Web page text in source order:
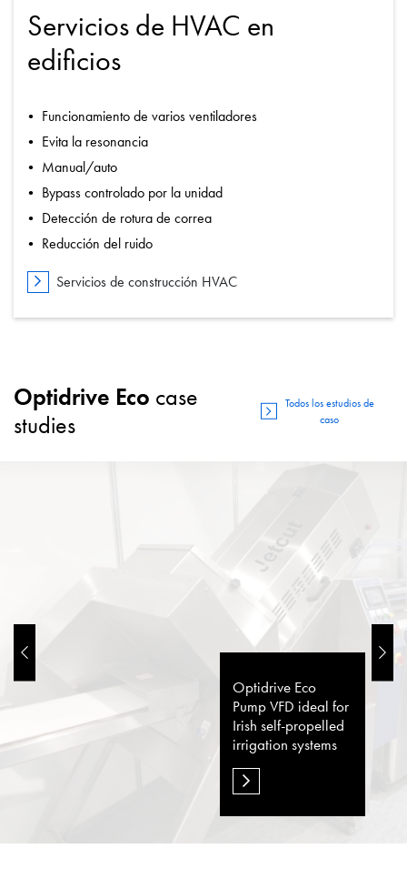
Servicios de HVAC en
edificios
Funcionamiento de varios ventiladores
Evita la resonancia
Manual/auto
Bypass controlado por la unidad
Detección de rotura de correa
Reducción del ruido
Servicios de construcción HVAC
Optidrive Eco case
studies
Todos los estudios de
caso
Optidrive Eco
Pump VFD ideal for
Irish self-propelled
irrigation systems